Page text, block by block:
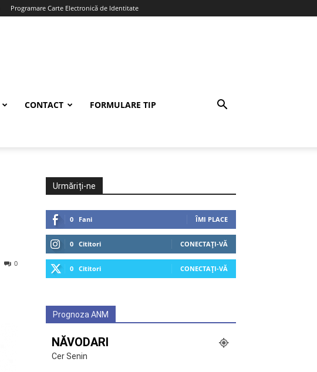
Programare Carte Electronică de Identitate
CONTACT FORMULARE TIP
0
Urmăriți-ne
0 Fani ÎMI PLACE
0 Cititori CONECTAȚI-VĂ
0 Cititori CONECTAȚI-VĂ
Prognoza ANM
NĂVODARI
Cer Senin